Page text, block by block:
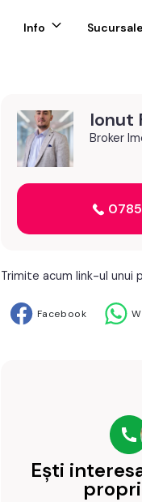
Info
Ionut
Broker
Trimite acum link-ul unui
Facebook
Ești